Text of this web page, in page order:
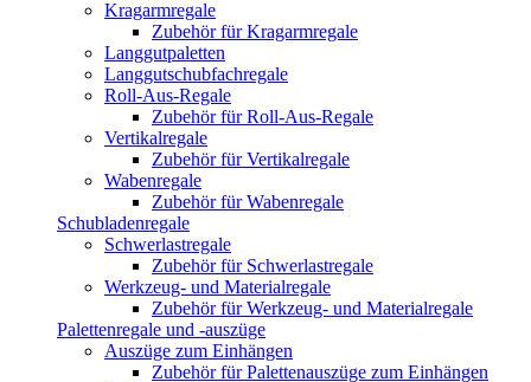
Kragarmregale
Zubehör für Kragarmregale
Langgutpaletten
Langgutschubfachregale
Roll-Aus-Regale
Zubehör für Roll-Aus-Regale
Vertikalregale
Zubehör für Vertikalregale
Wabenregale
Zubehör für Wabenregale
Schubladenregale
Schwerlastregale
Zubehör für Schwerlastregale
Werkzeug- und Materialregale
Zubehör für Werkzeug- und Materialregale
Palettenregale und -auszüge
Auszüge zum Einhängen
Zubehör für Palettenauszüge zum Einhängen